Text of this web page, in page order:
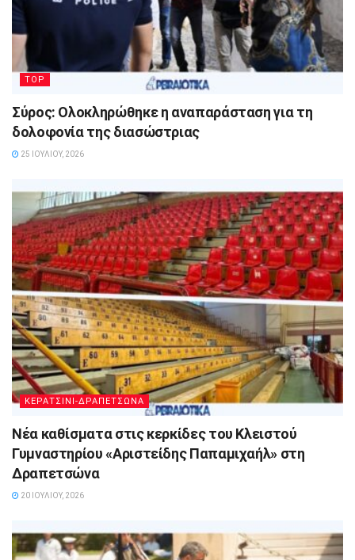
TOP
Σύρος: Ολοκληρώθηκε η αναπαράσταση για τη
δολοφονία της διασώστριας
25 ΙΟΥΛΊΟΥ, 2026
ΚΕΡΑΤΣΙΝΙ-ΔΡΑΠΕΤΣΩΝΑ
Νέα καθίσματα στις κερκίδες του Κλειστού
Γυμναστηρίου «Αριστείδης Παπαμιχαήλ» στη
Δραπετσώνα
20 ΙΟΥΛΊΟΥ, 2026